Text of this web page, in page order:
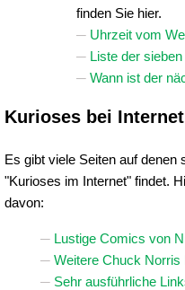
finden Sie hier.
Uhrzeit vom
Liste der
Wann ist der
Kurioses bei
Es gibt viele Seiten auf
"Kurioses im Internet" findet.
davon:
Lustige Comics von
Weitere Chuck Norris
Sehr ausführliche